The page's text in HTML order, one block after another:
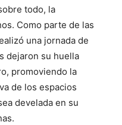
todo, la
Como parte de las
una jornada de
dejaron su huella
promoviendo la
de los espacios
develada en su